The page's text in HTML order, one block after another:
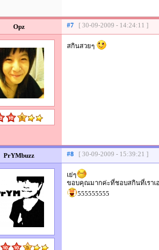
Opz #7 [ 30-09-2009 - 14:24:11 ]
สกินสวยๆ
PrYMbuzz #8 [ 30-09-2009 - 15:39:21 ]
เย่ๆ
ขอบคุณมากค่ะที่ชอบสกินที่เราเ
555555555